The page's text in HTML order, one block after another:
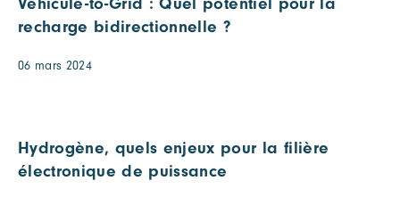
recharge bidirectionnelle ?
06 mars 2024
Hydrogène, quels enjeux pour la filière
électronique de puissance